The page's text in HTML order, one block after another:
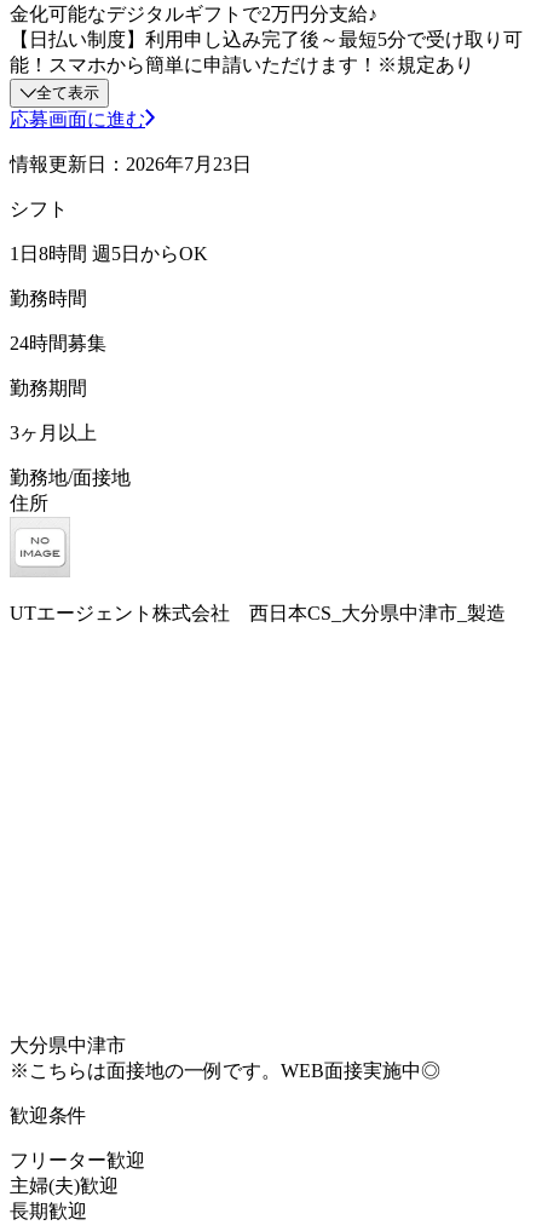
金化可能なデジタルギフトで2万円分支給♪
【日払い制度】利用申し込み完了後～最短5分で受け取り可
能！スマホから簡単に申請いただけます！※規定あり
全て表示
応募画面に進む
情報更新日：2026年7月23日
シフト
1日8時間 週5日からOK
勤務時間
24時間募集
勤務期間
3ヶ月以上
勤務地/面接地
住所
UTエージェント株式会社 西日本CS_大分県中津市_製造
大分県中津市
※こちらは面接地の一例です。WEB面接実施中◎
歓迎条件
フリーター歓迎
主婦(夫)歓迎
長期歓迎